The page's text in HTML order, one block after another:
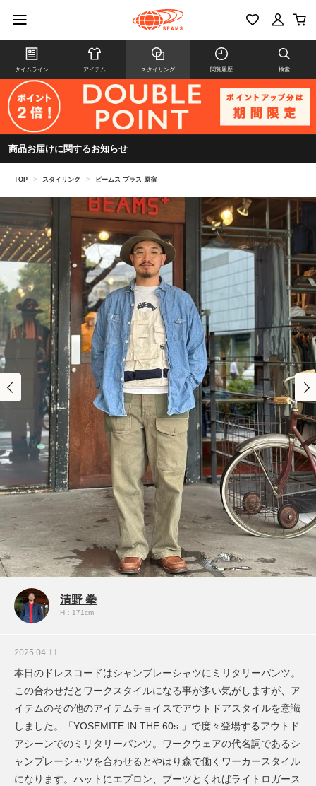
タイムライン アイテム スタイリング 閲覧履歴 検索
商品お届けに関するお知らせ
TOP > スタイリング > ビームス プラス 原宿
清野 拳
H：171cm
2025.04.11
本日のドレスコードはシャンブレーシャツにミリタリーパンツ。
この合わせだとワークスタイルになる事が多い気がしますが、ア
イテムのその他のアイテムチョイスでアウトドアスタイルを意識
しました。「YOSEMITE IN THE 60s 」で度々登場するアウトド
アシーンでのミリタリーパンツ。ワークウェアの代名詞であるシ
ャンブレーシャツを合わせるとやはり森で働くワーカースタイル
になります。ハットにエプロン、ブーツとくればライトロガース